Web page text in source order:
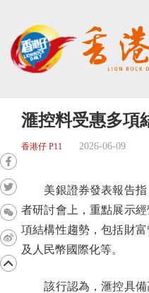
滙控料受惠多項
香港仔 P11 2026-06-09
美銀證券發表報告指
者研討會上，重點展示
項結構性趨勢，包括財
及人民幣國際化等。
該行認為，滙控具備